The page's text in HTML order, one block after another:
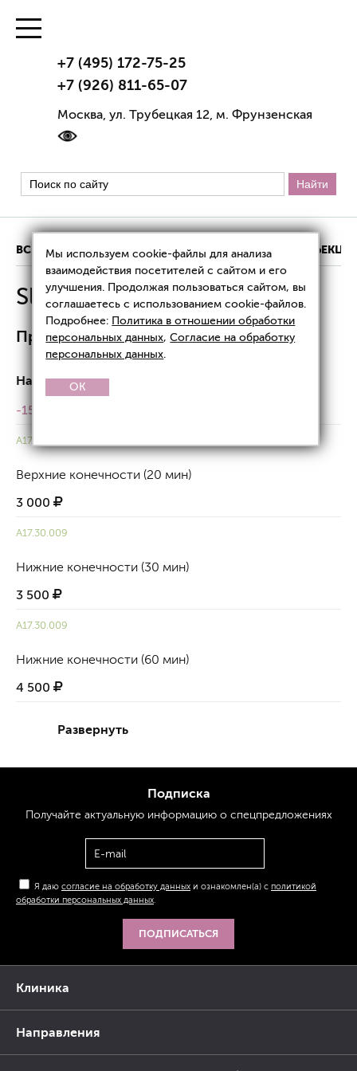
+7 (495) 172-75-25
+7 (926) 811-65-07
Москва, ул. Трубецкая 12, м. Фрунзенская
ВСЕ ЦЕНЫ АППАРАТНАЯ КОСМЕТОЛОГИЯ
Slim Up Drain: цены
Прессотерапия
На первичную процедуру
-15%
A17.30.009
Верхние конечности (20 мин)
3 000
A17.30.009
Нижние конечности (30 мин)
3 500
A17.30.009
Нижние конечности (60 мин)
4 500
Развернуть
Клиника
Направления
Подписка
Получайте актуальнуюинформациюо спецпредложениях
Я даю согласие на обработку данных и ознакомлен(а) с политикой
обработки персональных данных
ПОДПИСАТЬСЯ
Мы используем cookie-файлы для анализа
взаимодействия посетителей с сайтом и его
улучшения. Продолжая пользоваться сайтом, вы
соглашаетесь с использованием cookie-файлов.
Подробнее: Политика в отношении обработки
персональных данных,Согласие на обработку
персональных данных.
OK